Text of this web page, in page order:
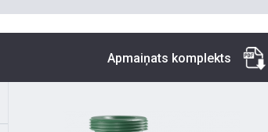
Apmaiņats komplekts